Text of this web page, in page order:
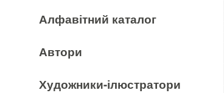
Алфавітний каталог
Автори
Художники-ілюстратори